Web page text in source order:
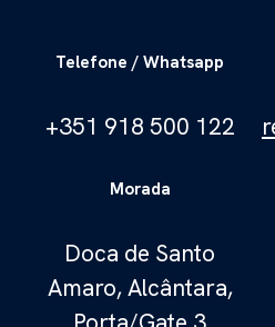
Telefone / Whatsapp
+351 918 500 122
Morada
Doca de Santo
Amaro, Alcântara,